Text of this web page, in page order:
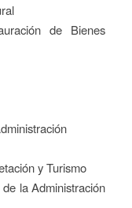
de Bienes
y Turismo
la Administración